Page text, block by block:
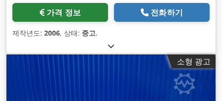
가격 정보 전화하기
제작년도: 2006, 상태: 중고,
소형 광고